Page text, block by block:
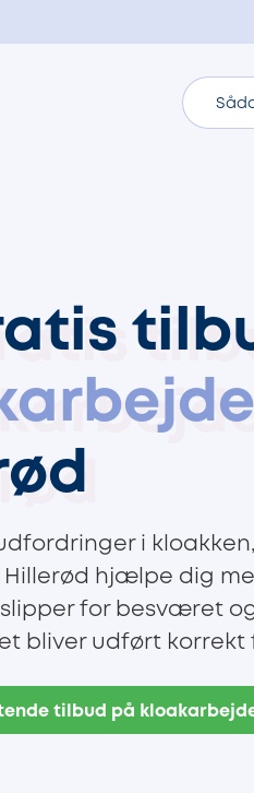
i
Hillerød hjælpe dig
slipper for besværet
bliver udført korrekt
tilbud på